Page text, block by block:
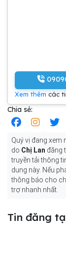
Xem thêm các
Chia sẻ:
Quý vị đang xem
do Chị Lan đăng
truyền tải thông
dung này. Nếu
thông báo cho
trợ nhanh nhất.
Tin đăng